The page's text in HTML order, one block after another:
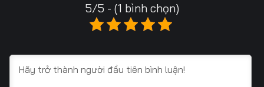
20
25 26
5/5 - (1 bình chọn)